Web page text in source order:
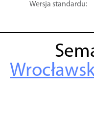
Wersja standardu: